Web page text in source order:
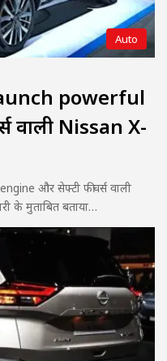
Auto
launch powerful
वाली Nissan X-
और सेफ्टी फीचर्स वाली
के मुताबित बताया…